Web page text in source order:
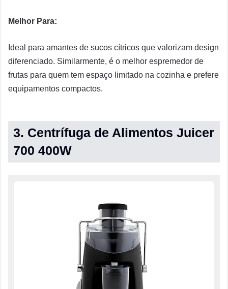
Melhor Para:
Ideal para amantes de sucos cítricos que valorizam design
diferenciado. Similarmente, é o melhor espremedor de
frutas para quem tem espaço limitado na cozinha e prefere
equipamentos compactos.
3. Centrífuga de Alimentos Juicer
700 400W